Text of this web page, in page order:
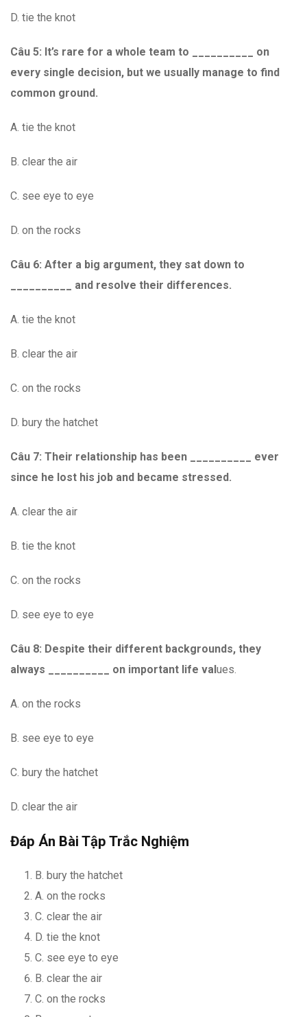
D. tie the knot
Câu 5: It’s rare for a whole team to __________ on
every single decision, but we usually manage to find
common ground.
A. tie the knot
B. clear the air
C. see eye to eye
D. on the rocks
Câu 6: After a big argument, they sat down to
__________ and resolve their differences.
A. tie the knot
B. clear the air
C. on the rocks
D. bury the hatchet
Câu 7: Their relationship has been __________ ever
since he lost his job and became stressed.
A. clear the air
B. tie the knot
C. on the rocks
D. see eye to eye
Câu 8: Despite their different backgrounds, they
always __________ on important life values.
A. on the rocks
B. see eye to eye
C. bury the hatchet
D. clear the air
Đáp Án Bài Tập Trắc Nghiệm
B. bury the hatchet
A. on the rocks
C. clear the air
D. tie the knot
C. see eye to eye
B. clear the air
C. on the rocks